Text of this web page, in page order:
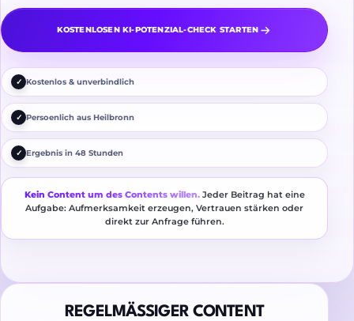
KOSTENLOSEN KI-POTENZIAL-CHECK STARTEN
✓ Kostenlos & unverbindlich
✓ Persoenlich aus Heilbronn
✓ Ergebnis in 48 Stunden
Kein Content um des Contents willen.Jeder Beitrag hat eine
Aufgabe: Aufmerksamkeit erzeugen, Vertrauen stärken oder
direkt zur Anfrage führen.
REGELMÄSSIGER CONTENT